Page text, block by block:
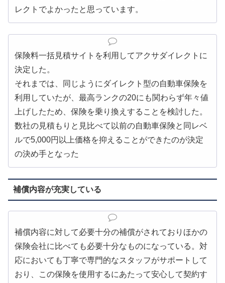
レクトでよかったと思っています。
保険料一括見積サイトを利用してアクサダイレクトに
決定した。
それまでは、同じようにダイレクト型の自動車保険を
利用していたが、最高ランクの20にも関わらず年々値
上げしたため、保険を乗り換えすることを検討した。
数社の見積もりと見比べて以前の自動車保険と同レベ
ルで5,000円以上価格を抑えることができたのが決定
の決め手となった
補償内容が充実している
補償内容に対して必要十分の補償がされておりほかの
保険会社に比べても必要十分なものになっている。対
応においても丁寧で専門的なスタッフがサポートして
おり、この保険を使用するにあたって安心して契約す